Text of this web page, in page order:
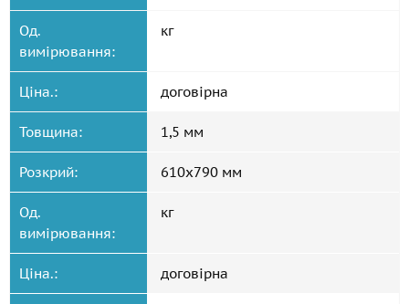
Од.
вимірювання:
кг
Ціна.: договірна
Товщина: 1,5 мм
Розкрий: 610x790 мм
Од.
вимірювання:
кг
Ціна.: договірна